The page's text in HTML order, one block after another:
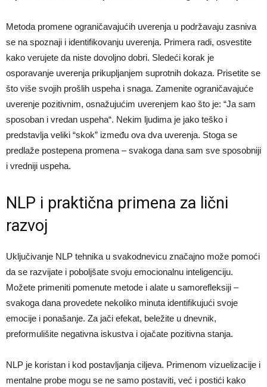
Metoda promene ograničavajućih uverenja u podržavaju zasniva
se na spoznaji i identifikovanju uverenja. Primera radi, osvestite
kako verujete da niste dovoljno dobri. Sledeći korak je
osporavanje uverenja prikupljanjem suprotnih dokaza. Prisetite se
što više svojih prošlih uspeha i snaga. Zamenite ograničavajuće
uverenje pozitivnim, osnažujućim uverenjem kao što je: “Ja sam
sposoban i vredan uspeha“. Nekim ljudima je jako teško i
predstavlja veliki “skok” između ova dva uverenja. Stoga se
predlaže postepena promena – svakoga dana sam sve sposobniji
i vredniji uspeha.
NLP i praktična primena za lični
razvoj
Uključivanje NLP tehnika u svakodnevicu značajno može pomoći
da se razvijate i poboljšate svoju emocionalnu inteligenciju.
Možete primeniti pomenute metode i alate u samorefleksiji –
svakoga dana provedete nekoliko minuta identifikujući svoje
emocije i ponašanje. Za jači efekat, beležite u dnevnik,
preformulišite negativna iskustva i ojačate pozitivna stanja.
NLP je koristan i kod postavljanja ciljeva. Primenom vizuelizacije i
mentalne probe mogu se ne samo postaviti, već i postići kako